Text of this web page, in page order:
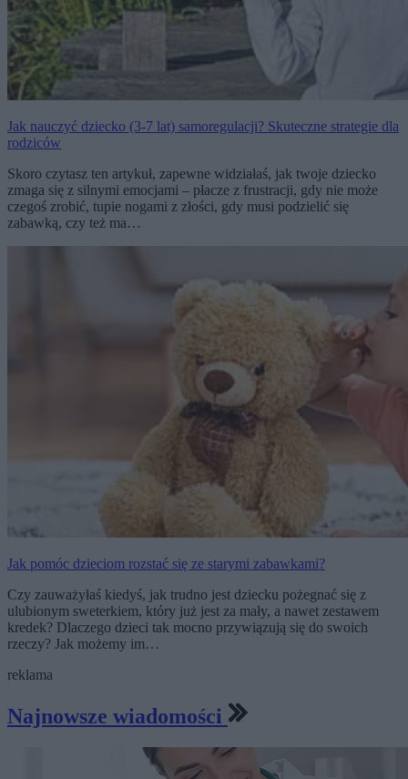
Jak nauczyć dziecko (3-7 lat) samoregulacji? Skuteczne strategie dla
rodziców
Skoro czytasz ten artykuł, zapewne widziałaś, jak twoje dziecko
zmaga się z silnymi emocjami – płacze z frustracji, gdy nie może
czegoś zrobić, tupie nogami z złości, gdy musi podzielić się
zabawką, czy też ma…
Jak pomóc dzieciom rozstać się ze starymi zabawkami?
Czy zauważyłaś kiedyś, jak trudno jest dziecku pożegnać się z
ulubionym sweterkiem, który już jest za mały, a nawet zestawem
kredek? Dlaczego dzieci tak mocno przywiązują się do swoich
rzeczy? Jak możemy im…
reklama
Najnowsze wiadomości